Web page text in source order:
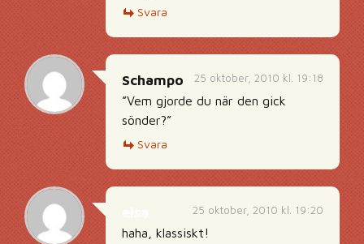
Svara
25 oktober, 2010 kl. 19:18
Schampo
”Vem gjorde du när den gick
sönder?”
Svara
25 oktober, 2010 kl. 19:20
haha, klassiskt!